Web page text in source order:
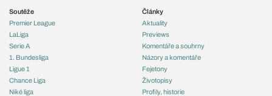
Soutěže
Premier League
LaLiga
Serie A
1. Bundesliga
Ligue 1
Chance Liga
Niké liga
Články
Aktuality
Previews
Komentáře a souhrny
Názory a komentáře
Fejetony
Životopisy
Profily, historie